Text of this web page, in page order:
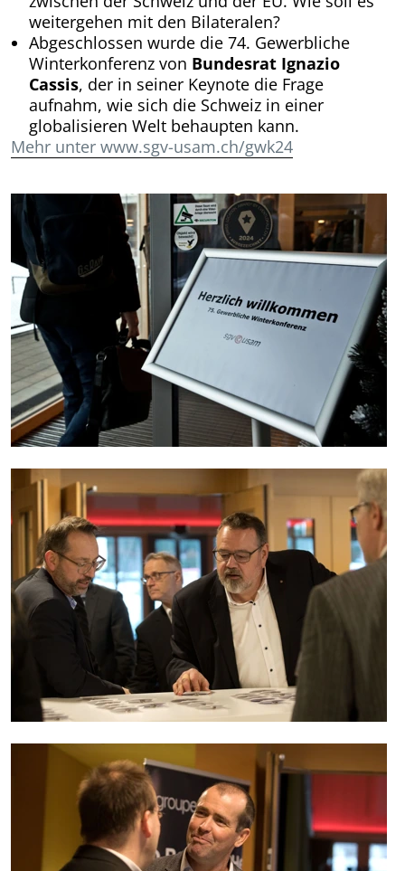
weitergehen mit den Bilateralen?
Abgeschlossen wurde die 74. Gewerbliche
Winterkonferenz von Bundesrat Ignazio
Cassis, der in seiner Keynote die Frage
aufnahm, wie sich die Schweiz in einer
globalisieren Welt behaupten kann.
Mehr unter www.sgv-usam.ch/gwk24